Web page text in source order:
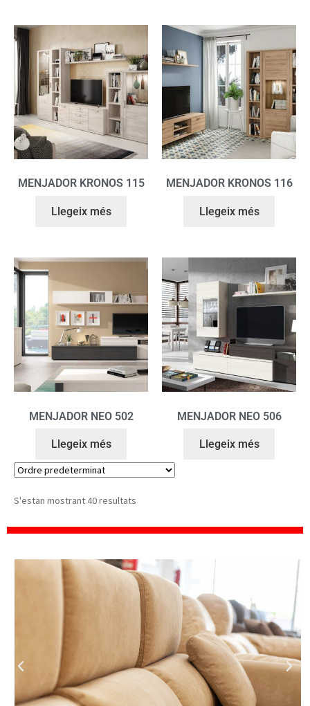
MENJADOR KRONOS 115
Llegeix més
MENJADOR KRONOS 116
Llegeix més
MENJADOR NEO 502
Llegeix més
MENJADOR NEO 506
Llegeix més
S'estan mostrant 40 resultats